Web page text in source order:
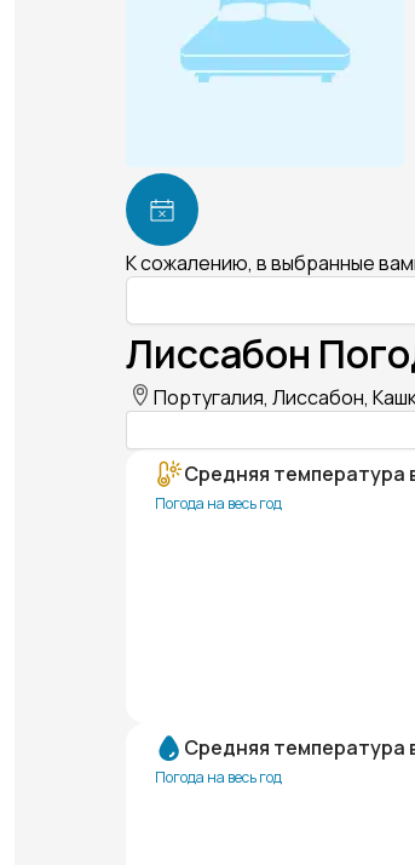
К сожалению, в выбранные
Лиссабон
Португалия, Лиссабон,
Средняя температура
Погода на весь год
Средняя температура
Погода на весь год